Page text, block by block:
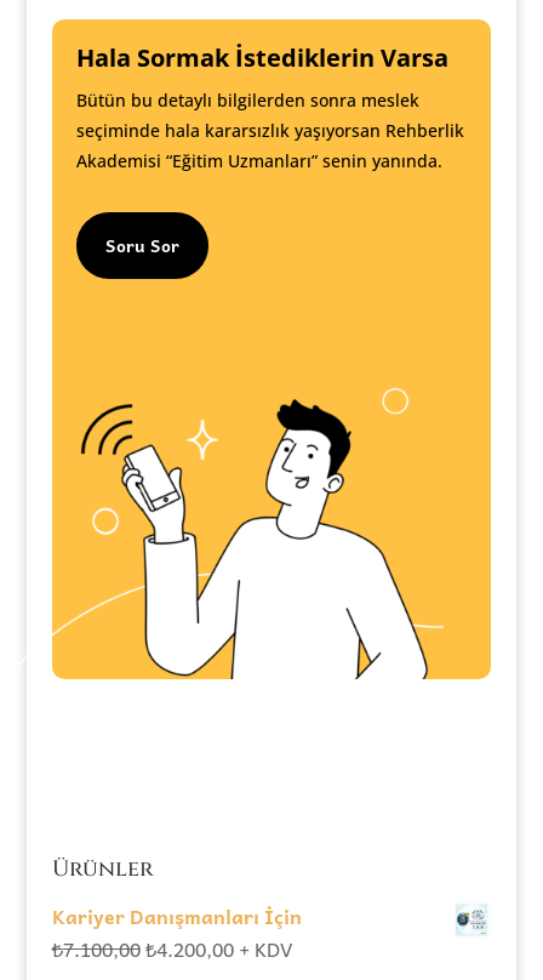
Hala Sormak İstediklerin Varsa
Bütün bu detaylı bilgilerden sonra meslek
seçiminde hala kararsızlık yaşıyorsan Rehberlik
Akademisi “Eğitim Uzmanları” senin yanında.
Soru Sor
Ürünler
Kariyer Danışmanları İçin
₺7.100,00Orijinal
₺4.200,00Şu+ KDV